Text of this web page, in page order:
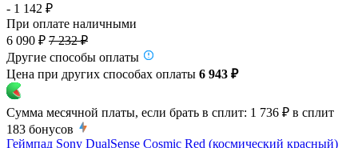
- 1 142 ₽
При оплате наличными
6 090 ₽ 7 232 ₽
Другие способы оплаты
Цена при других способах оплаты 6 943 ₽
Сумма месячной платы, если брать в сплит: 1 736 ₽ в сплит
183 бонусов
Геймпад Sony DualSense Cosmic Red (космический красный)